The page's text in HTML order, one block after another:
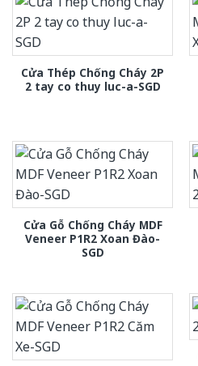
Cửa Thép Chống Cháy 2P
2 tay co thuy luc-a-SGD
Cửa Gỗ Chống Cháy MDF
Veneer P1R2 Xoan Đào-
SGD